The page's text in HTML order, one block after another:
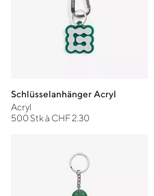
Schlüsselanhänger Acryl
Acryl
500 Stk à CHF 2.30